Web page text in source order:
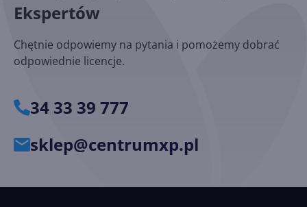
Ekspertów
Chętnie odpowiemy na pytania i pomożemy dobrać
odpowiednie licencje.
34 33 39 777
sklep@centrumxp.pl